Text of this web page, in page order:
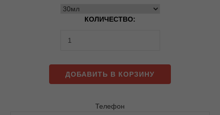
КОЛИЧЕСТВО:
ДОБАВИТЬ В КОРЗИНУ
Телефон